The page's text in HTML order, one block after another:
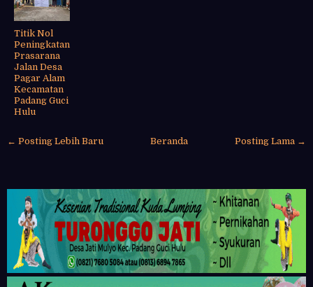
Titik Nol
Peningkatan
Prasarana
Jalan Desa
Pagar Alam
Kecamatan
Padang Guci
Hulu
← Posting Lebih Baru Posting Lama →
Beranda